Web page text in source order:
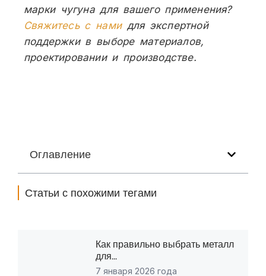
марки чугуна для вашего применения?
Свяжитесь с намидля экспертной
поддержки в выборе материалов,
проектировании и производстве.
Оглавление
Статьи с похожими тегами
Как правильно выбрать металл
для...
7 января 2026 года